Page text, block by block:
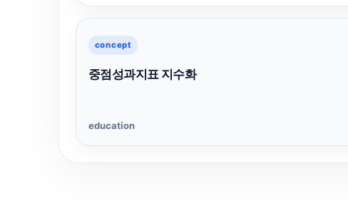
concept
중점성과지표 지수화
education